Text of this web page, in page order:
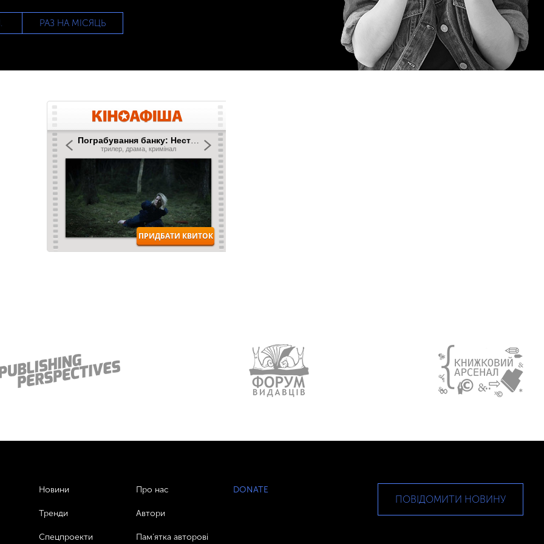
РАЗ НА МІСЯЦЬ
Новини
Тренди
Спецпроекти
Про нас
Автори
Пам’ятка авторові
DONATE
ПОВІДОМИТИ НОВИНУ